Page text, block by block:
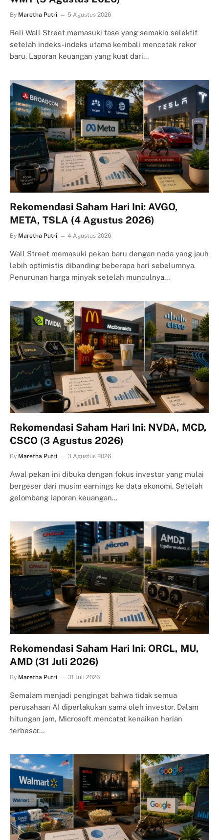
By Maretha Putri 5 Agustus 2026
Reli Wall Street memasuki fase yang semakin selektif
setelah indeks-indeks utama kembali mencetak rekor
baru. Laporan keuangan yang kuat dari…
Rekomendasi Saham Hari Ini: AVGO,
META, TSLA (4 Agustus 2026)
By Maretha Putri 4 Agustus 2026
Wall Street memasuki pekan baru dengan nada yang jauh
lebih optimistis dibanding beberapa hari sebelumnya.
Penurunan harga minyak setelah munculnya…
Rekomendasi Saham Hari Ini: NVDA, MCD,
CSCO (3 Agustus 2026)
By Maretha Putri 3 Agustus 2026
Awal pekan ini dibuka dengan fokus investor yang mulai
bergeser dari musim earnings ke data ekonomi. Setelah
gelombang laporan keuangan…
Rekomendasi Saham Hari Ini: ORCL, MU,
AMD (31 Juli 2026)
By Maretha Putri 31 Juli 2026
Semalam menjadi pengingat bahwa tidak semua
perusahaan AI diperlakukan sama oleh investor. Dalam
hitungan jam, Microsoft mencatat kenaikan harian
terbesar…